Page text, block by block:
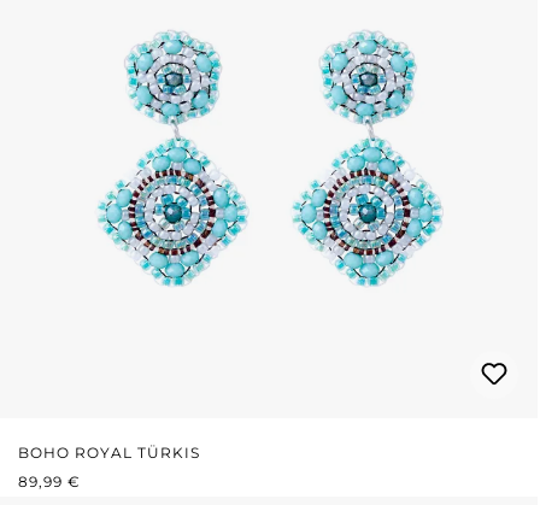
BOHO ROYAL TÜRKIS
REGULÄRER PREIS:
89,99 €